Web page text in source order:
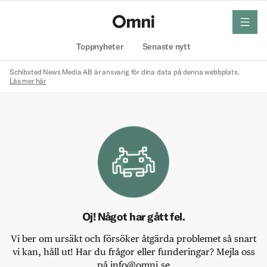
Toppnyheter Senaste nytt
meny
Schibsted News Media AB är ansvarig för dina data på denna webbplats.
Läs mer här
Oj! Något har gått fel.
Vi ber om ursäkt och försöker åtgärda problemet så snart
vi kan, håll ut! Har du frågor eller funderingar? Mejla oss